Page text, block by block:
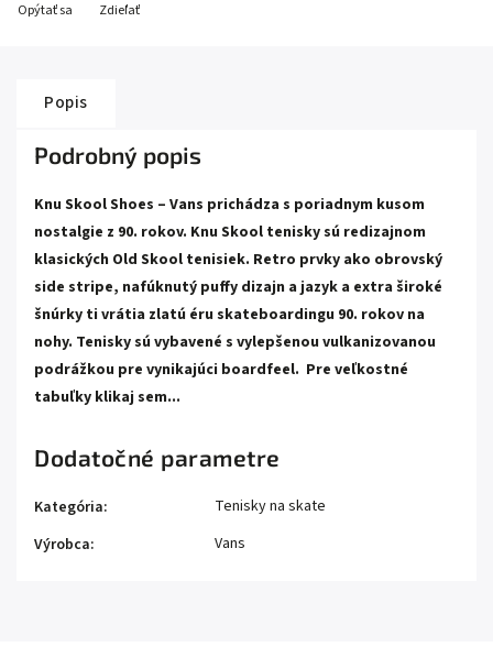
Opýtať sa Zdieľať
Popis
Podrobný popis
Knu Skool Shoes – Vans prichádza s poriadnym kusom
nostalgie z 90. rokov. Knu Skool tenisky sú redizajnom
klasických Old Skool tenisiek. Retro prvky ako obrovský
side stripe, nafúknutý puffy dizajn a jazyk a extra široké
šnúrky ti vrátia zlatú éru skateboardingu 90. rokov na
nohy. Tenisky sú vybavené s vylepšenou vulkanizovanou
podrážkou pre vynikajúci boardfeel. Pre veľkostné
tabuľky klikaj sem...
Dodatočné parametre
Kategória:
Tenisky na skate
Výrobca: Vans